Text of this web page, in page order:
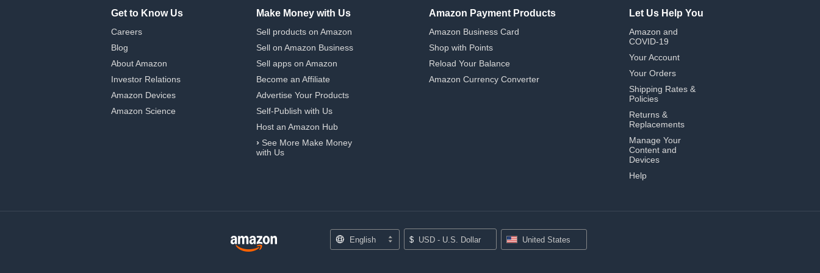
Get to Know Us
Careers
Blog
About Amazon
Investor Relations
Amazon Devices
Amazon Science
Make Money with Us
Sell products on Amazon
Sell on Amazon Business
Sell apps on Amazon
Become an Affiliate
Advertise Your Products
Self-Publish with Us
Host an Amazon Hub
› See More Make Money
with Us
Amazon Payment Products
Amazon Business Card
Shop with Points
Reload Your Balance
Amazon Currency Converter
Let Us Help You
Amazon and
COVID-19
Your Account
Your Orders
Shipping Rates &
Policies
Returns &
Replacements
Manage Your
Content and
Devices
Help
English $ USD - U.S. Dollar United States